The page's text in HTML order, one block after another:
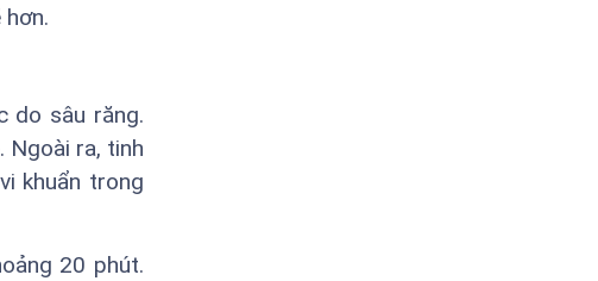
do sâu răng.
ra, tinh
khuẩn trong
20 phút.